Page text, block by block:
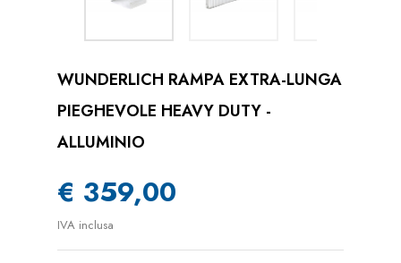
WUNDERLICH RAMPA EXTRA-LUNGA
PIEGHEVOLE HEAVY DUTY -
ALLUMINIO
€ 359,00
IVA inclusa